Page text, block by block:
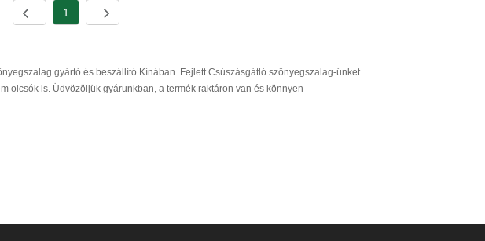
1
gyártó és beszállító Kínában. Fejlett Csúszásgátló szőnyegszalag-ünket
olcsók is. Üdvözöljük gyárunkban, a termék raktáron van és könnyen